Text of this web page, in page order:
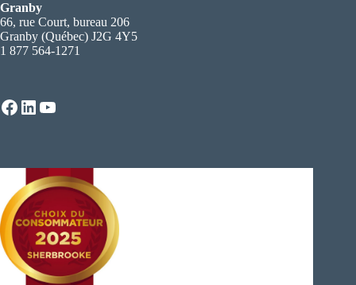
Granby
66, rue Court, bureau 206
Granby (Québec) J2G 4Y5
1 877 564-1271
Facebook
LinkedIn
YouTube